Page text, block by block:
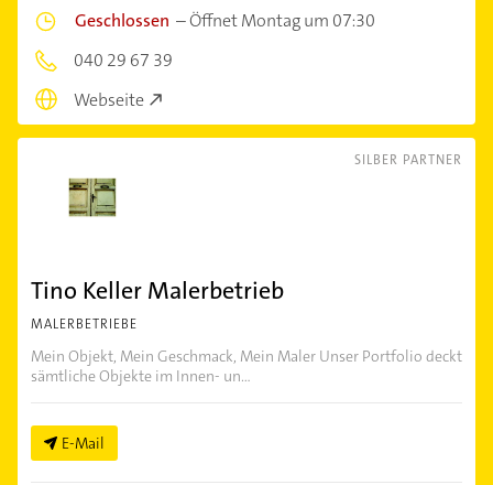
Geschlossen –Öffnet Montag um 07:30
040 29 67 39
Webseite
SILBER PARTNER
Tino Keller Malerbetrieb
MALERBETRIEBE
Mein Objekt, Mein Geschmack, Mein Maler Unser Portfolio deckt
sämtliche Objekte im Innen- un...
E-Mail